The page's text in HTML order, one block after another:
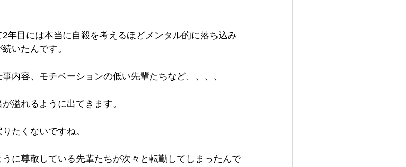
年目には本当に自殺を考えるほどメンタル的に落ち込み
いたんです。
内容、モチベーションの低い先輩たちなど、、、、
溢れるように出てきます。
たくないですね。
に尊敬している先輩たちが次々と転勤してしまったんで